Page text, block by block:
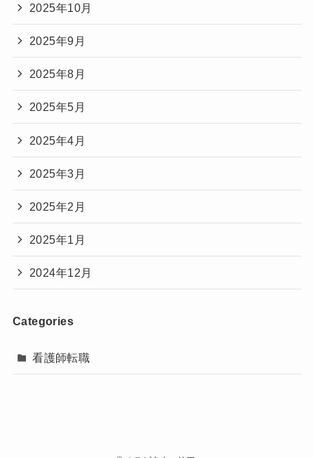
2025年10月
2025年9月
2025年8月
2025年5月
2025年4月
2025年3月
2025年2月
2025年1月
2024年12月
Categories
看護師転職